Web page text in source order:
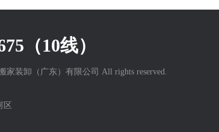
（10线）
家装卸（广东）有限公司 All rights reserved.
区